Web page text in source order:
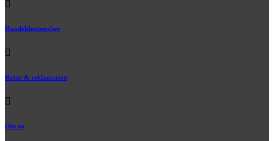
Handelsbetingelser
Retur & reklamation
Om os